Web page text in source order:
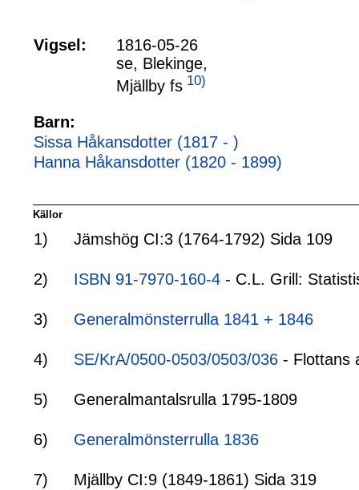
Vigsel:
1816-05-26
se, Blekinge,
Mjällby fs 10)
Barn:
Sissa Håkansdotter (1817 - )
Hanna Håkansdotter (1820 - 1899)
Källor
1) Jämshög CI:3 (1764-1792) Sida 109
2) ISBN 91-7970-160-4 - C.L. Grill:
3) Generalmönsterrulla 1841 + 1846
4) SE/KrA/0500-0503/0503/036 - Flottans
5) Generalmantalsrulla 1795-1809
6) Generalmönsterrulla 1836
7) Mjällby CI:9 (1849-1861) Sida 319